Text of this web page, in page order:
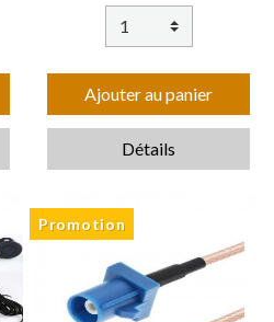
Ajouter au panier
Détails
Promotion